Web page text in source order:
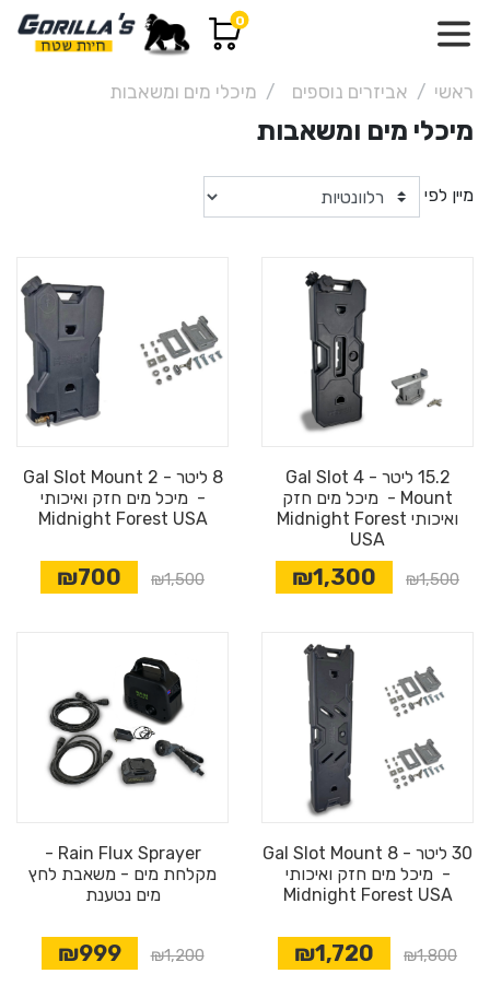
0
ראשי אביזרים נוספים מיכלי מים ומשאבות
מיכלי מים ומשאבות
מיין לפי
15.2 ליטר - 4 Gal Slot
Mount - מיכל מים חזק
ואיכותי Midnight Forest
USA
₪1,500
₪1,300
8 ליטר - 2 Gal Slot Mount
- מיכל מים חזק ואיכותי
Midnight Forest USA
₪1,500
₪700
30 ליטר - 8 Gal Slot Mount
- מיכל מים חזק ואיכותי
Midnight Forest USA
₪1,800
₪1,720
Rain Flux Sprayer -
מקלחת מים - משאבת לחץ
מים נטענת
₪1,200
₪999